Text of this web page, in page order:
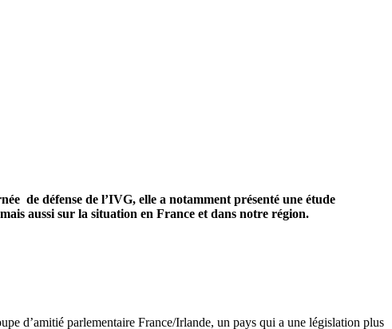
de défense de l’IVG, elle a notamment présenté une étude
aussi sur la situation en France et dans notre région.
d’amitié parlementaire France/Irlande, un pays qui a une législation plus